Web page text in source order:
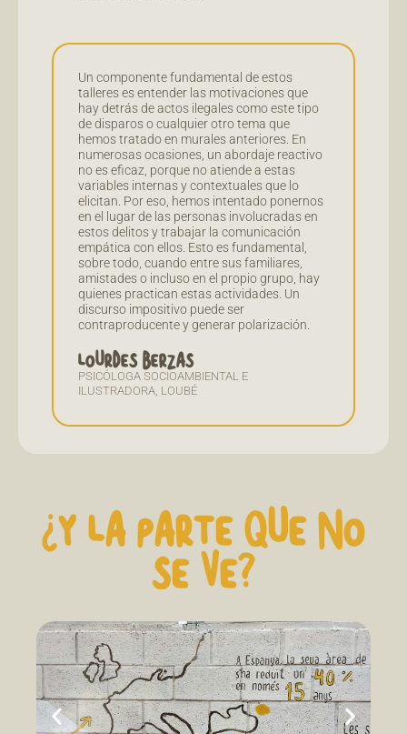
Un componente fundamental de estos
talleres es entender las motivaciones que
hay detrás de actos ilegales como este tipo
de disparos o cualquier otro tema que
hemos tratado en murales anteriores. En
numerosas ocasiones, un abordaje reactivo
no es eficaz, porque no atiende a estas
variables internas y contextuales que lo
elicitan. Por eso, hemos intentado ponernos
en el lugar de las personas involucradas en
estos delitos y trabajar la comunicación
empática con ellos. Esto es fundamental,
sobre todo, cuando entre sus familiares,
amistades o incluso en el propio grupo, hay
quienes practican estas actividades. Un
discurso impositivo puede ser
contraproducente y generar polarización.
LOURDES BERZAS
PSICÓLOGA SOCIOAMBIENTAL E
ILUSTRADORA, LOUBÉ
¿Y LA PARTE QUE NO
SE VE?